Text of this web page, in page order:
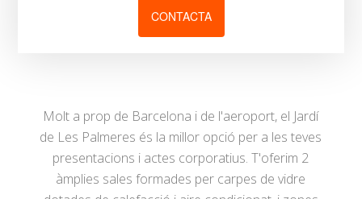
CONTACTA
Molt a prop de Barcelona i de l'aeroport, el Jardí
de Les Palmeres és la millor opció per a les teves
presentacions i actes corporatius. T'oferim 2
àmplies sales formades per carpes de vidre